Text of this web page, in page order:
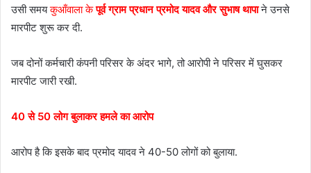
उसी समयकुआँवाला केपूर्व ग्राम प्रधान प्रमोद यादव और सुभाष थापाने उनसे
मारपीट शुरू कर दी.
जब दोनों कर्मचारी कंपनी परिसर के अंदर भागे, तो आरोपी ने परिसर में घुसकर
मारपीट जारी रखी.
40 से 50 लोग बुलाकर हमले का आरोप
आरोप है कि इसके बाद प्रमोद यादव ने 40-50 लोगों को बुलाया.